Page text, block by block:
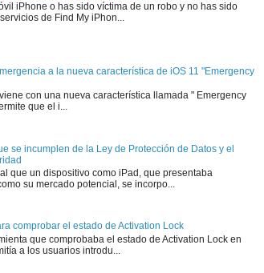
iPhone o has sido víctima de un robo y no has sido
de Find My iPhon...
a la nueva característica de iOS 11 "Emergency
con una nueva característica llamada " Emergency
que el i...
se incumplen de la Ley de Protección de Datos y el
que un dispositivo como iPad, que presentaba
su mercado potencial, se incorpo...
comprobar el estado de Activation Lock
que comprobaba el estado de Activation Lock en
a los usuarios introdu...